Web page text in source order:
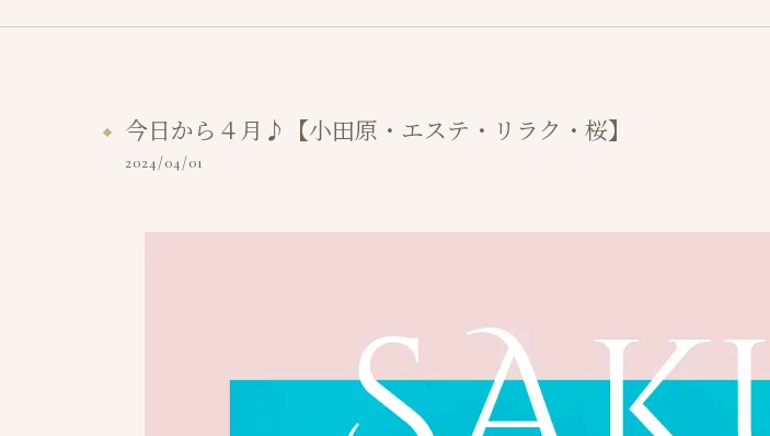
今日から４月♪【小田原・エステ・リラク・桜】
2024/04/01